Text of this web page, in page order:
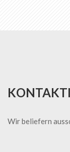
Wir beliefern